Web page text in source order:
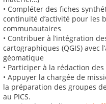
• Compléter des fiches
continuité d’activité pour les
communautaires
• Contribuer à l’intégration
cartographiques (QGIS) avec
géomatique
• Participer à la rédaction
• Appuyer la chargée de
la préparation des groupes
au PICS.